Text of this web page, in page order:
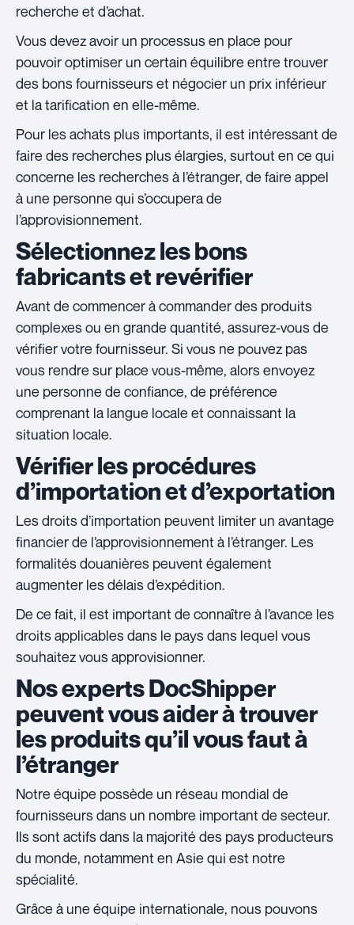
recherche et d’achat.
Vous devez avoir un processus en place pour
pouvoir optimiser un certain équilibre entre trouver
des bons fournisseurs et négocier un prix inférieur
et la tarification en elle-même.
Pour les achats plus importants, il est intéressant de
faire des recherches plus élargies, surtout en ce qui
concerne les recherches à l’étranger, de faire appel
à une personne qui s’occupera de
l’approvisionnement.
Sélectionnez les bons
fabricants et revérifier
Avant de commencer à commander des produits
complexes ou en grande quantité, assurez-vous de
vérifier votre fournisseur. Si vous ne pouvez pas
vous rendre sur place vous-même, alors envoyez
une personne de confiance, de préférence
comprenant la langue locale et connaissant la
situation locale.
Vérifier les procédures
d’importation et d’exportation
Les droits d’importation peuvent limiter un avantage
financier de l’approvisionnement à l’étranger. Les
formalités douanières peuvent également
augmenter les délais d’expédition.
De ce fait, il est important de connaître à l’avance les
droits applicables dans le pays dans lequel vous
souhaitez vous approvisionner.
Nos experts DocShipper
peuvent vous aider à trouver
les produits qu’il vous faut à
l’étranger
Notre équipe possède un réseau mondial de
fournisseurs dans un nombre important de secteur.
Ils sont actifs dans la majorité des pays producteurs
du monde, notamment en Asie qui est notre
spécialité.
Grâce à une équipe internationale, nous pouvons